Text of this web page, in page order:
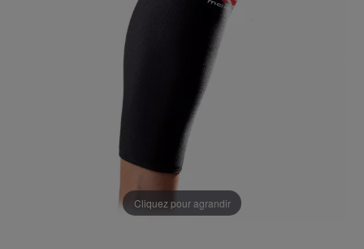
Cliquez pour agrandir